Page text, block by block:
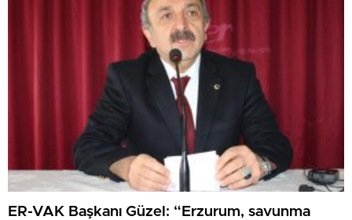
ER-VAK Başkanı Güzel: “Erzurum, savunma